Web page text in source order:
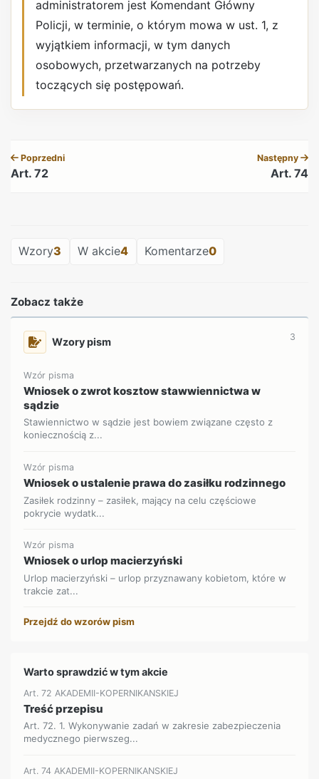
administratorem jest Komendant Główny
Policji, w terminie, o którym mowa w ust. 1, z
wyjątkiem informacji, w tym danych
osobowych, przetwarzanych na potrzeby
toczących się postępowań.
Poprzedni
Art. 72
Następny
Art. 74
Wzory3 W akcie4 Komentarze0
Zobacz także
Wzory pism 3
Wzór pisma
Wniosek o zwrot kosztow stawwiennictwa w
sądzie
Stawiennictwo w sądzie jest bowiem związane często z
koniecznością z...
Wzór pisma
Wniosek o ustalenie prawa do zasiłku rodzinnego
Zasiłek rodzinny – zasiłek, mający na celu częściowe
pokrycie wydatk...
Wzór pisma
Wniosek o urlop macierzyński
Urlop macierzyński – urlop przyznawany kobietom, które w
trakcie zat...
Przejdź do wzorów pism
Warto sprawdzić w tym akcie
Art. 72 AKADEMII-KOPERNIKANSKIEJ
Treść przepisu
Art. 72. 1. Wykonywanie zadań w zakresie zabezpieczenia
medycznego pierwszeg...
Art. 74 AKADEMII-KOPERNIKANSKIEJ